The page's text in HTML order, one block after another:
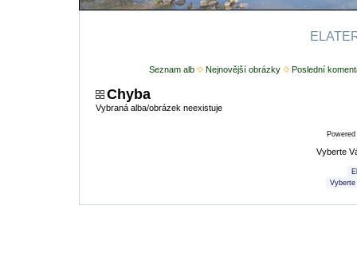
Seznam alb Nejnovější obrázky Poslední
Chyba
Vybraná alba/obrázek neexistuje
Vyberte